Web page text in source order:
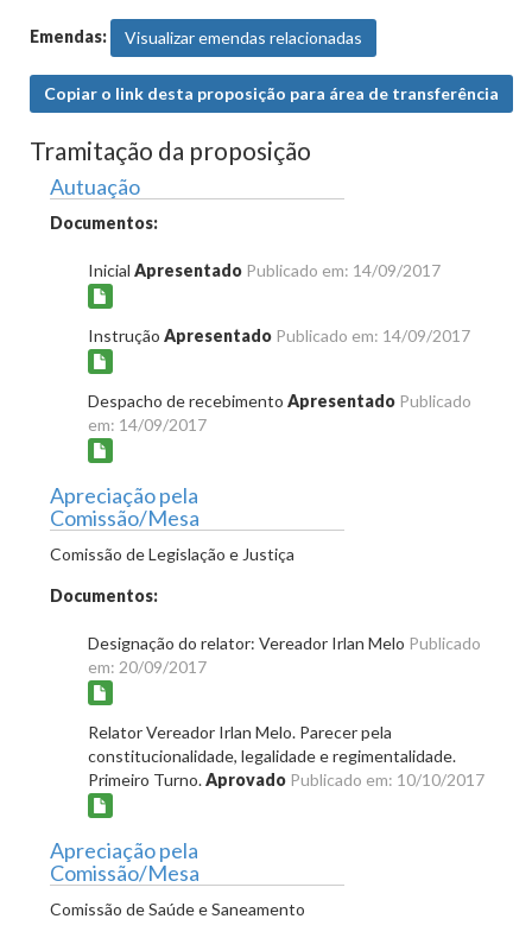
Emendas: Visualizar emendas relacionadas
Copiar o link desta proposição para área de transferência
Tramitação da proposição
Autuação
Documentos:
Inicial Apresentado Publicado em: 14/09/2017
Instrução Apresentado Publicado em: 14/09/2017
Despacho de recebimento Apresentado Publicado
em: 14/09/2017
Apreciação pela
Comissão/Mesa
Comissão de Legislação e Justiça
Documentos:
Designação do relator: Vereador Irlan Melo Publicado
em: 20/09/2017
Relator Vereador Irlan Melo. Parecer pela
constitucionalidade, legalidade e regimentalidade.
Primeiro Turno.Aprovado Publicado em: 10/10/2017
Apreciação pela
Comissão/Mesa
Comissão de Saúde e Saneamento